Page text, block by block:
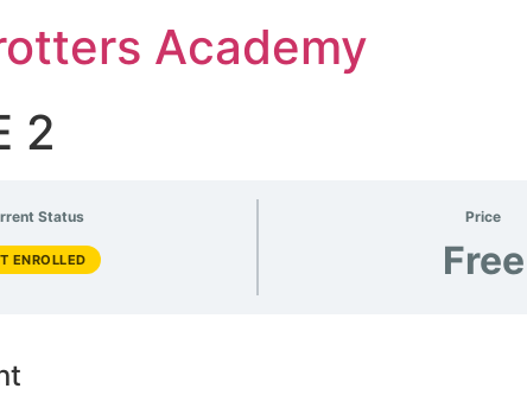
Academy
2
Status
ENROLLED
Price
Free